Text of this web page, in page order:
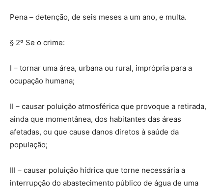
Pena – detenção, de seis meses a um ano, e multa.
§ 2º Se o crime:
I – tornar uma área, urbana ou rural, imprópria para a
ocupação humana;
II – causar poluição atmosférica que provoque a retirada,
ainda que momentânea, dos habitantes das áreas
afetadas, ou que cause danos diretos à saúde da
população;
III – causar poluição hídrica que torne necessária a
interrupção do abastecimento público de água de uma